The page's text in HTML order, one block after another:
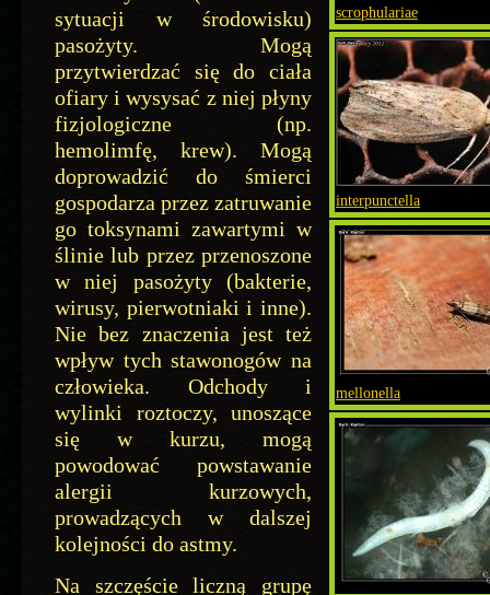
scrophulariae
interpunctella
mellonella
sytuacji w środowisku)
pasożyty. Mogą
przytwierdzać się do ciała
ofiary i wysysać z niej płyny
fizjologiczne (np.
hemolimfę, krew). Mogą
doprowadzić do śmierci
gospodarza przez zatruwanie
go toksynami zawartymi w
ślinie lub przez przenoszone
w niej pasożyty (bakterie,
wirusy, pierwotniaki i inne).
Nie bez znaczenia jest też
wpływ tych stawonogów na
człowieka. Odchody i
wylinki roztoczy, unoszące
się w kurzu, mogą
powodować powstawanie
alergii kurzowych,
prowadzących w dalszej
kolejności do astmy.
Na szczęście liczną grupę